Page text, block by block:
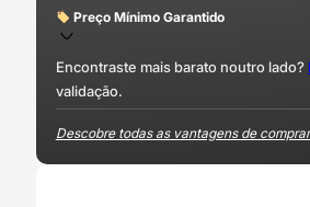
Preço Mínimo Garantido
Encontraste mais barato noutro lado?
validação.
Descobre todas as vantagens de